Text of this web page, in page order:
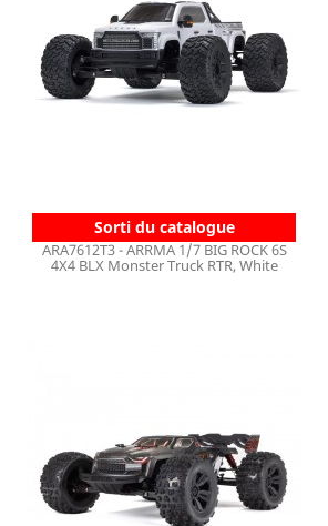
Sorti du catalogue
ARA7612T3 - ARRMA 1/7 BIG ROCK 6S
4X4 BLX Monster Truck RTR, White